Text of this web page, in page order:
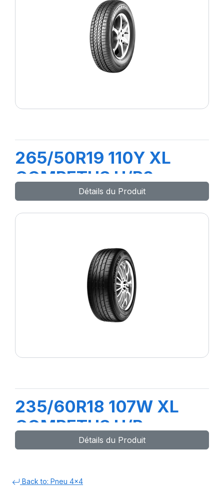
265/50R19 110Y XL
COMPETUS H/P2
Détails du Produit
235/60R18 107W XL
COMPETUS H/P
Détails du Produit
Back to: Pneu 4x4